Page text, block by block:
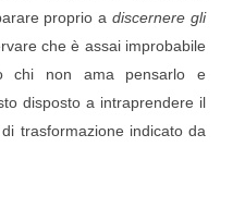
proprio adiscernere gli
che è assai improbabile
chi non ama pensarlo e
disposto a intraprendere il
trasformazione indicato da